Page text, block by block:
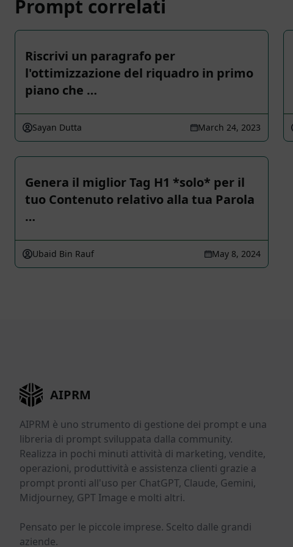
Prompt correlati
Riscrivi un paragrafo per
l'ottimizzazione del riquadro in primo
piano che …
Sayan Dutta March 24, 2023
Genera il miglior Tag H1 *solo* per il
tuo Contenuto relativo alla tua Parola
…
Ubaid Bin Rauf May 8, 2024
AIPRM
AIPRM è uno strumento di gestione dei prompt e una
libreria di prompt sviluppata dalla community.
Realizza in pochi minuti attività di marketing, vendite,
operazioni, produttività e assistenza clienti grazie a
prompt pronti all'uso per ChatGPT, Claude, Gemini,
Midjourney, GPT Image e molti altri.
Pensato per le piccole imprese. Scelto dalle grandi
aziende.